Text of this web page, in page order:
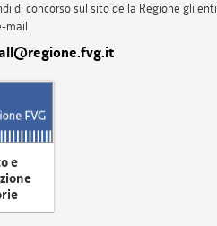
di concorso sul sito della Regione gli enti
mail
e